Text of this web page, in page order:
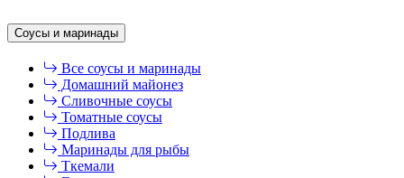
Соусы и маринады
Все соусы и маринады
Домашний майонез
Сливочные соусы
Томатные соусы
Подлива
Маринады для рыбы
Ткемали